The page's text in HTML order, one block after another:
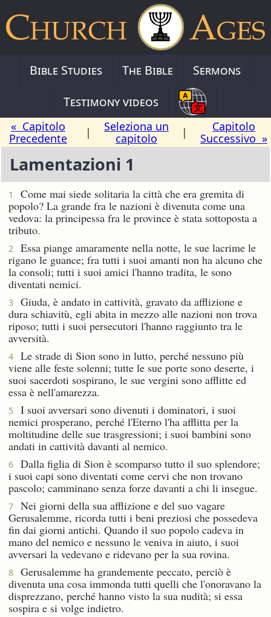
Bible Studies The Bible
Sermons
Testimony videos
« Capitolo
Precedente
|
Seleziona un
capitolo
|
Capitolo
Successivo »
Lamentazioni 1
1
Come mai siede solitaria la città che era gremita di
popolo? La grande fra le nazioni è divenuta come una
vedova: la principessa fra le province è stata sottoposta a
tributo.
2
Essa piange amaramente nella notte, le sue lacrime le
rigano le guance; fra tutti i suoi amanti non ha alcuno che
la consoli; tutti i suoi amici l'hanno tradita, le sono
diventati nemici.
3
Giuda, è andato in cattività, gravato da afflizione e
dura schiavitù, egli abita in mezzo alle nazioni non trova
riposo; tutti i suoi persecutori l'hanno raggiunto tra le
avversità.
4
Le strade di Sion sono in lutto, perché nessuno più
viene alle feste solenni; tutte le sue porte sono deserte, i
suoi sacerdoti sospirano, le sue vergini sono afflitte ed
essa è nell'amarezza.
5
I suoi avversari sono divenuti i dominatori, i suoi
nemici prosperano, perché l'Eterno l'ha afflitta per la
moltitudine delle sue trasgressioni; i suoi bambini sono
andati in cattività davanti al nemico.
6
Dalla figlia di Sion è scomparso tutto il suo splendore;
i suoi capi sono diventati come cervi che non trovano
pascolo; camminano senza forze davanti a chi li insegue.
7
Nei giorni della sua afflizione e del suo vagare
Gerusalemme, ricorda tutti i beni preziosi che possedeva
fin dai giorni antichi. Quando il suo popolo cadeva in
mano del nemico e nessuno le veniva in aiuto, i suoi
avversari la vedevano e ridevano per la sua rovina.
8
Gerusalemme ha grandemente peccato, perciò è
divenuta una cosa immonda tutti quelli che l'onoravano la
disprezzano, perché hanno visto la sua nudità; si essa
sospira e si volge indietro.